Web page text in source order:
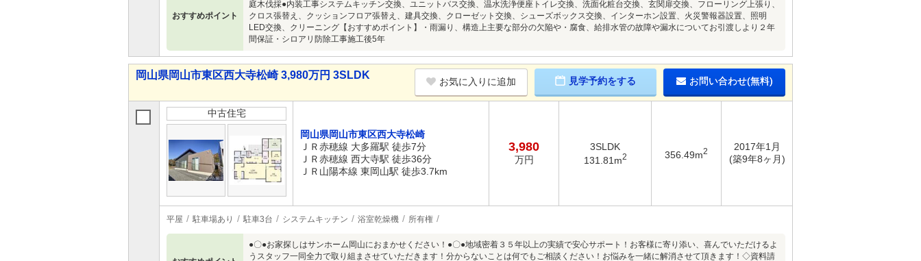
おすすめポイント
庭木伐採●内装工事システムキッチン交換、ユニットバス交換、温水洗浄便座トイレ交換、洗面化粧台交換、玄関扉交換、フローリング上張り、
クロス張替え、クッションフロア張替え、建具交換、クローゼット交換、シューズボックス交換、インターホン設置、火災警報器設置、照明
LED交換、クリーニング【おすすめポイント】・雨漏り、構造上主要な部分の欠陥や・腐食、給排水管の故障や漏水についてお引渡しより２年
間保証・シロアリ防除工事施工後5年
岡山県岡山市東区西大寺松崎 3,980万円 3SLDK
お気に入りに追加 見学予約をする お問い合わせ(無料)
中古住宅
岡山県岡山市東区西大寺松崎
ＪＲ赤穂線 大多羅駅 徒歩7分
ＪＲ赤穂線 西大寺駅 徒歩36分
ＪＲ山陽本線 東岡山駅 徒歩3.7km
3,980
万円
3SLDK
131.81m2 356.49m2
2017年1月
(築9年8ヶ月)
平屋 駐車場あり 駐車3台 システムキッチン 浴室乾燥機 所有権
●〇●お家探しはサンホーム岡山におまかせください！●〇●地域密着３５年以上の実績で安心サポート！お客様に寄り添い、喜んでいただけるよ
うスタッフ一同全力で取り組まさせていただきます！分からないことは何でもご相談ください！お悩みを一緒に解消させて頂きます！◇資料請